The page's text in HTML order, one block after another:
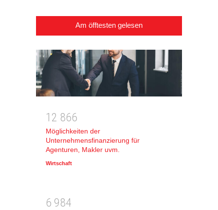
Am öfftesten gelesen
1 2 866
Möglichkeiten der
Unternehmensfinanzierung für
Agenturen, Makler uvm.
Wirtschaft
6 984